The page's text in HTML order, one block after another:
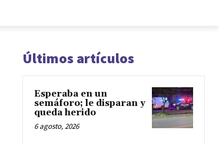
Últimos artículos
Esperaba en un
semáforo; le disparan y
queda herido
6 agosto, 2026